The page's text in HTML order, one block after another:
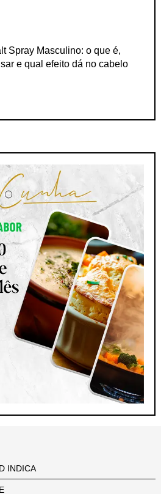
Spray Masculino: o que é,
e qual efeito dá no cabelo
INDICA